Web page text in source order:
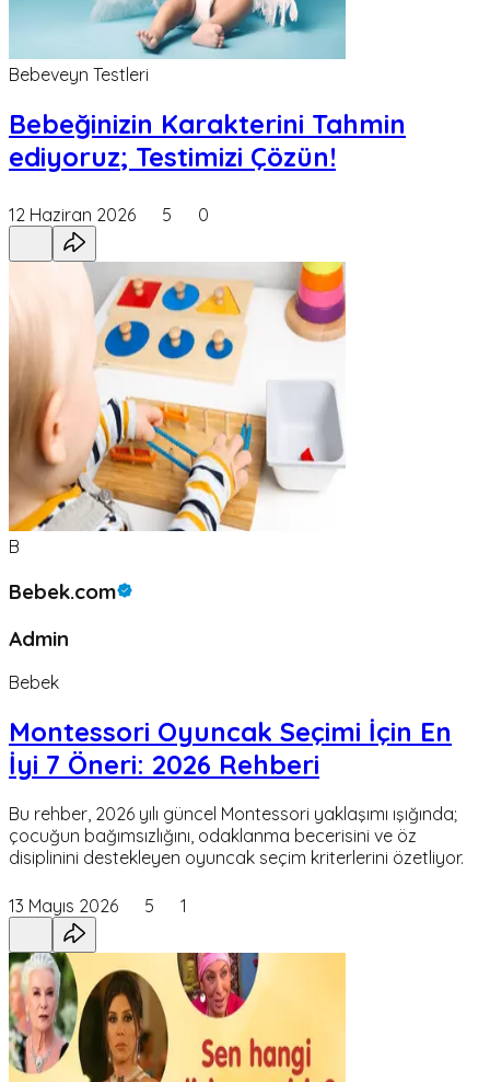
Bebeveyn Testleri
Bebeğinizin Karakterini Tahmin
ediyoruz; Testimizi Çözün!
12 Haziran 2026 5 0
B
Bebek.com
Admin
Bebek
Montessori Oyuncak Seçimi İçin En
İyi 7 Öneri: 2026 Rehberi
Bu rehber, 2026 yılı güncel Montessori yaklaşımı ışığında;
çocuğun bağımsızlığını, odaklanma becerisini ve öz
disiplinini destekleyen oyuncak seçim kriterlerini özetliyor.
13 Mayıs 2026 5 1